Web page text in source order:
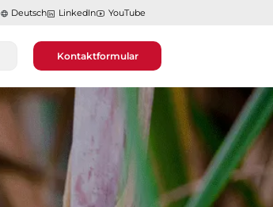
Deutsch LinkedIn YouTube
Kontaktformular